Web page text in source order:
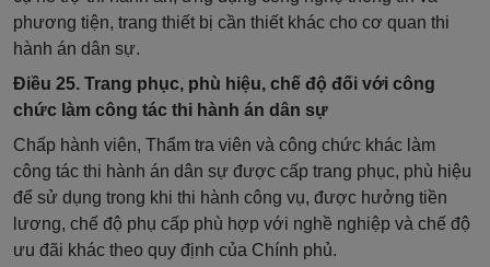
phương tiện, trang thiết bị cần thiết khác cho cơ quan thi
hành án dân sự.
Điều 25. Trang phục, phù hiệu, chế độ đối với công
chức làm công tác thi hành án dân sự
Chấp hành viên, Thẩm tra viên và công chức khác làm
công tác thi hành án dân sự được cấp trang phục, phù hiệu
để sử dụng trong khi thi hành công vụ, được hưởng tiền
lương, chế độ phụ cấp phù hợp với nghề nghiệp và chế độ
ưu đãi khác theo quy định của Chính phủ.